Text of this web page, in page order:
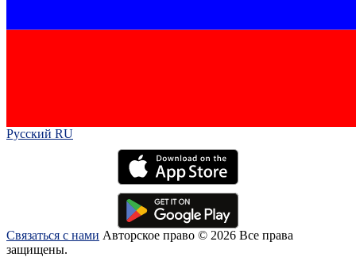
Русский RU‎
Связаться с нами Авторское право © 2026 Все права
защищены.